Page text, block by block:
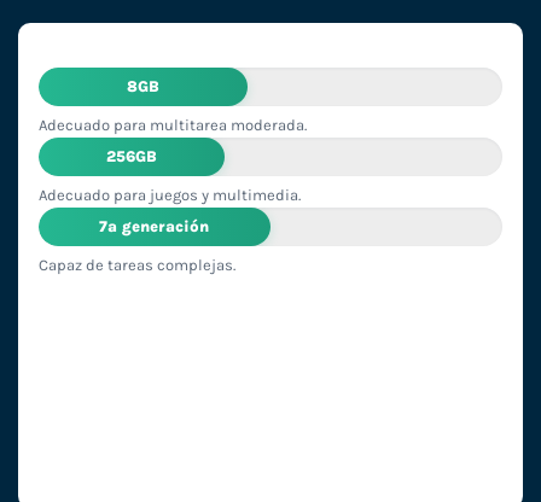
8GB
Adecuado para multitarea moderada.
256GB
Adecuado para juegos y multimedia.
7ª generación
Capaz de tareas complejas.